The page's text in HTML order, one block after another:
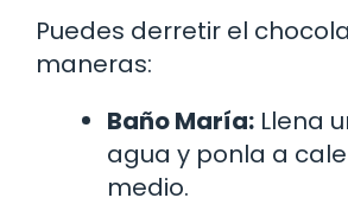
Puedes derretir el
maneras:
Baño María: Llena
agua y ponla a
medio.